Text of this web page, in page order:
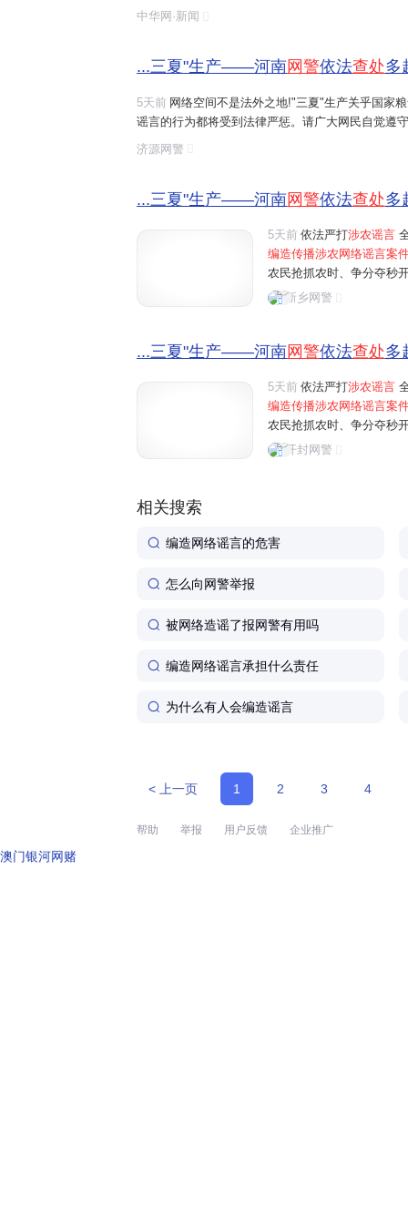
造、摆拍并发布涉及农业的虚假信息,这些行为误
中华网·新闻
...三夏"生产——河南网警依法查处多
5天前 网络空间不是法外之地!"三夏"生产关乎国家
谣言的行为都将受到法律严惩。请广大网民自觉遵
涉农网络谣言
济源网警
...三夏"生产——河南网警依法查处多
5天前 依法严打涉农谣言
编造传播涉农网络谣言案
农民抢抓农时、争分夺秒
民为博取关注、吸粉引流
新乡网警
...三夏"生产——河南网警依法查处多
5天前 依法严打涉农谣言
编造传播涉农网络谣言案
农民抢抓农时、争分夺秒
民为博取关注、吸粉引流
开封网警
相关搜索
编造网络谣言的危害
怎么向网警举报
被网络造谣了报网警有用吗
编造网络谣言承担什么责任
为什么有人会编造谣言
< 上一页 1 2 3 4
帮助 举报 用户反馈 企业推广
澳门银河网赌